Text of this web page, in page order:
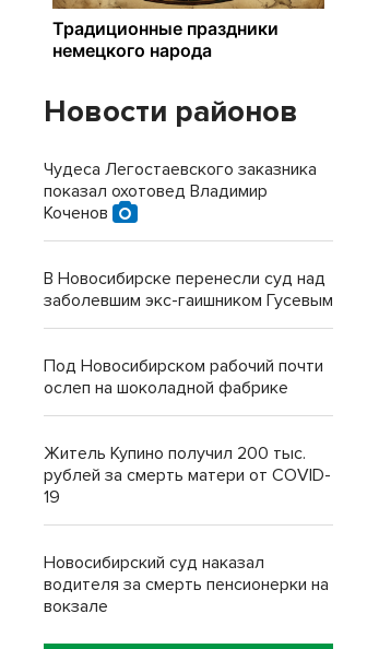
Новости районов
Чудеса Легостаевского заказника
показал охотовед Владимир
Коченов
В Новосибирске перенесли суд над
заболевшим экс-гаишником Гусевым
Под Новосибирском рабочий почти
ослеп на шоколадной фабрике
Житель Купино получил 200 тыс.
рублей за смерть матери от COVID-
19
Новосибирский суд наказал
водителя за смерть пенсионерки на
вокзале